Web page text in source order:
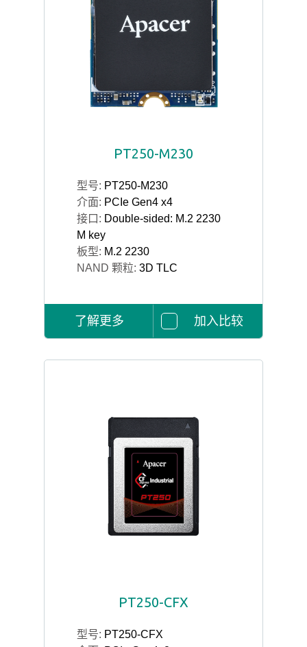
PT250-M230
型号: PT250-M230
介面: PCIe Gen4 x4
接口: Double-sided: M.2 2230
M key
板型: M.2 2230
NAND 颗粒: 3D TLC
了解更多 加入比较
PT250-CFX
型号: PT250-CFX